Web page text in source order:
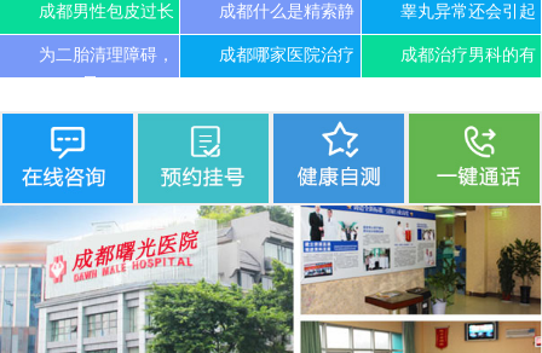
成都男性包皮过长 成都什么是精索静 睾丸异常还会引起
为二胎清理障碍，
成都哪家医院治疗 成都治疗男科的有